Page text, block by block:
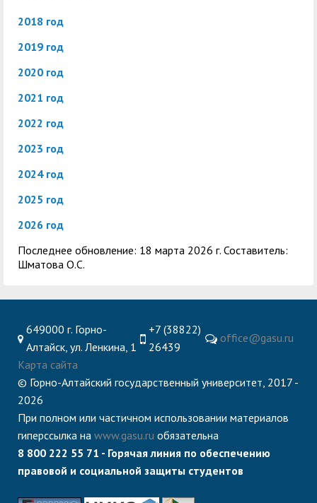
2018 год
2019 год
2020 год
2021 год
2022 год
2023 год
2024 год
2025 год
2026 год
Последнее обновление: 18 марта 2026 г. Составитель:
Шматова О.С.
649000 г. Горно-
Алтайск, ул. Ленкина, 1
+7 (38822)
26439
office@gasu.ru
Карта сайта
© Горно-Алтайский государственный университет, 2017 -
2026
При полном или частичном использовании материалов
гиперссылка на www.gasu.ru обязательна
8 800 222 55 71 - Горячая линия по обеспечению
правовой и социальной защиты студентов